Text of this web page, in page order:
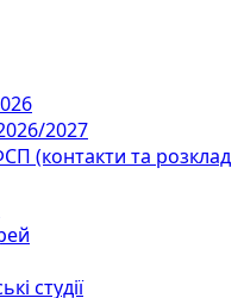
2027
(контакти та розклад
студії